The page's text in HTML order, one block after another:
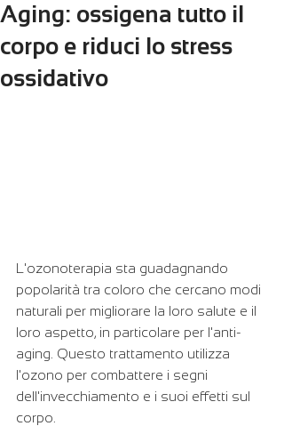
Aging: ossigena tutto il
corpo e riduci lo stress
ossidativo
L'ozonoterapia sta guadagnando
popolarità tra coloro che cercano modi
naturali per migliorare la loro salute e il
loro aspetto, in particolare per l'anti-
aging. Questo trattamento utilizza
l'ozono per combattere i segni
dell'invecchiamento e i suoi effetti sul
corpo.